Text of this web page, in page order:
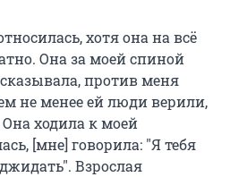
хотя она на всё
Она за моей спиной
против меня
не менее ей люди верили,
ходила к моей
[мне] говорила: "Я тебя
Взрослая